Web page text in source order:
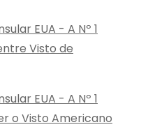
EUA - A Nº 1
Visto de
EUA - A Nº 1
o Visto Americano